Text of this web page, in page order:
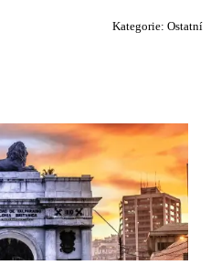
Kategorie: Ostatní